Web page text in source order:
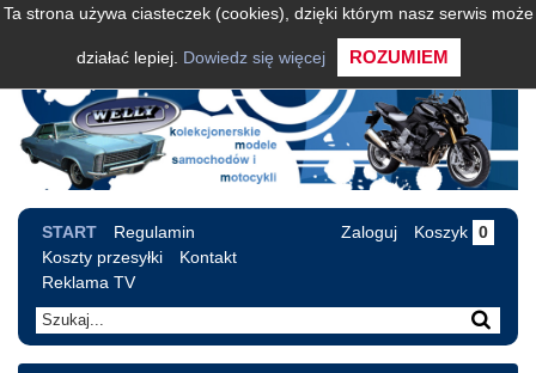
Ta strona używa ciasteczek (cookies), dzięki którym nasz serwis może
działać lepiej. Dowiedz się więcej ROZUMIEM
START
Regulamin
Koszty przesyłki
Kontakt
Reklama TV
Zaloguj Koszyk 0